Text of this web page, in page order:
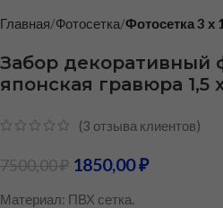
Главная Фотосетка Фотосетка 3 х
Забор декоративный
японская гравюра 1,5
(3 отзыва клиентов)
7500,00₽ 1850,00₽
Материал: ПВХ сетка.